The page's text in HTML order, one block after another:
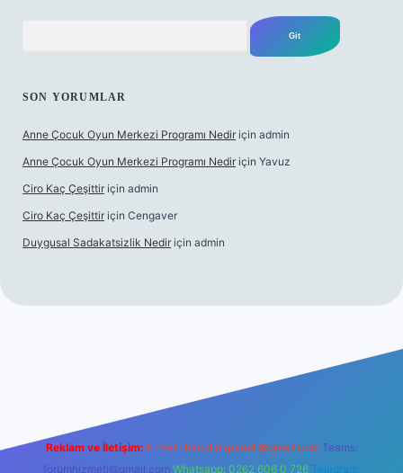
SON YORUMLAR
Anne Çocuk Oyun Merkezi Programı Nedir için admin
Anne Çocuk Oyun Merkezi Programı Nedir için Yavuz
Ciro Kaç Çeşittir için admin
Ciro Kaç Çeşittir için Cengaver
Duygusal Sadakatsizlik Nedir için admin
elexbetgiris.org
Reklam ve İletişim: E-mail: backlinkpaneli@gmail.com Teams:
forumhizmeti@gmail.com Whatsapp: 0262 606 0 726 Telegram: